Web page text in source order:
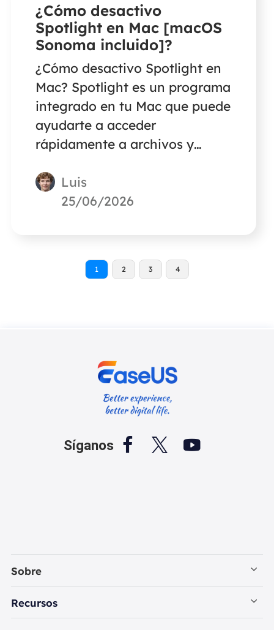
¿Cómo desactivo
Spotlight en Mac [macOS
Sonoma incluido]?
¿Cómo desactivo Spotlight en
Mac? Spotlight es un programa
integrado en tu Mac que puede
ayudarte a acceder
rápidamente a archivos y
utilizarlo, lee este artículo para
aprender a desactivarlo.
Luis
25/06/2026
1 2 3 4
Síganos   
Sobre
Empresa
Recursos